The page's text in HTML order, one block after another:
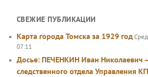
СВЕЖИЕ ПУБЛИКАЦИИ
Карта города Томска за 1929 год
07:11
Досье: ПЕЧЕНКИН Иван Николаевич
следственного отдела Управления